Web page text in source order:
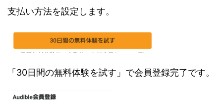
支払い方法を設定します。
「30日間の無料体験を試す」で会員登録完了です。